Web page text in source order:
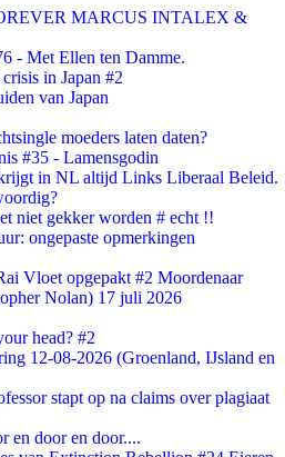
MARCUS INTALEX &
- Met Ellen ten Damme.
in Japan #2
van Japan
moeders laten daten?
#35 - Lamensgodin
in NL altijd Links Liberaal Beleid.
niet gekker worden # echt !!
ongepaste opmerkingen
Vloet opgepakt #2 Moordenaar
Nolan) 17 juli 2026
head? #2
12-08-2026 (Groenland, IJsland en
stapt op na claims over plagiaat
en door en door....